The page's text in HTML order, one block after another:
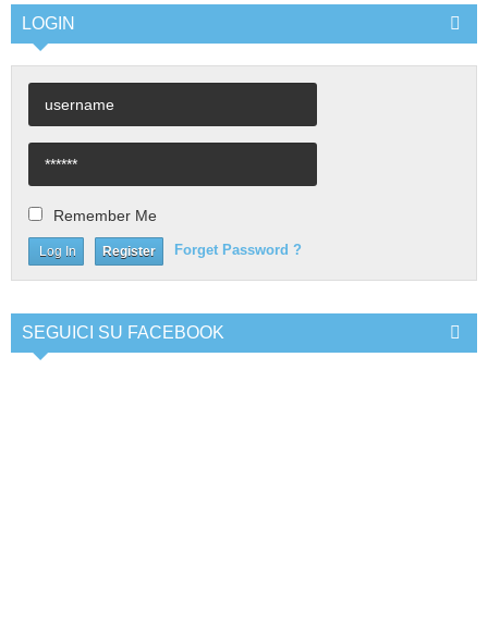
LOGIN
Remember Me
Forget Password ?
Register
SEGUICI SU FACEBOOK